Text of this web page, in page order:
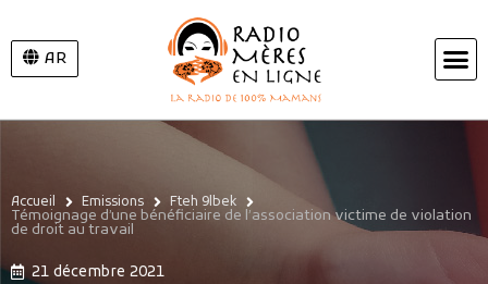
AR
Accueil Emissions Fteh 9lbek
Témoignage d’une bénéficiaire de l’association victime de violation
de droit au travail
21 décembre 2021